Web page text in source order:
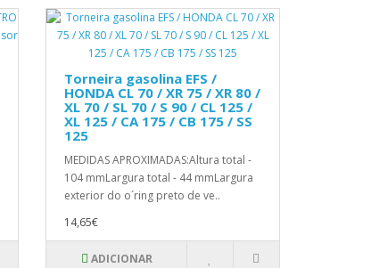
Torneira gasolina EFS /
HONDA CL 70 / XR 75 / XR 80 /
XL 70 / SL 70 / S 90 / CL 125 /
XL 125 / CA 175 / CB 175 / SS
125
MEDIDAS APROXIMADAS:Altura total -
104 mmLargura total - 44 mmLargura
exterior do o´ring preto de ve..
14,65€
ADICIONAR